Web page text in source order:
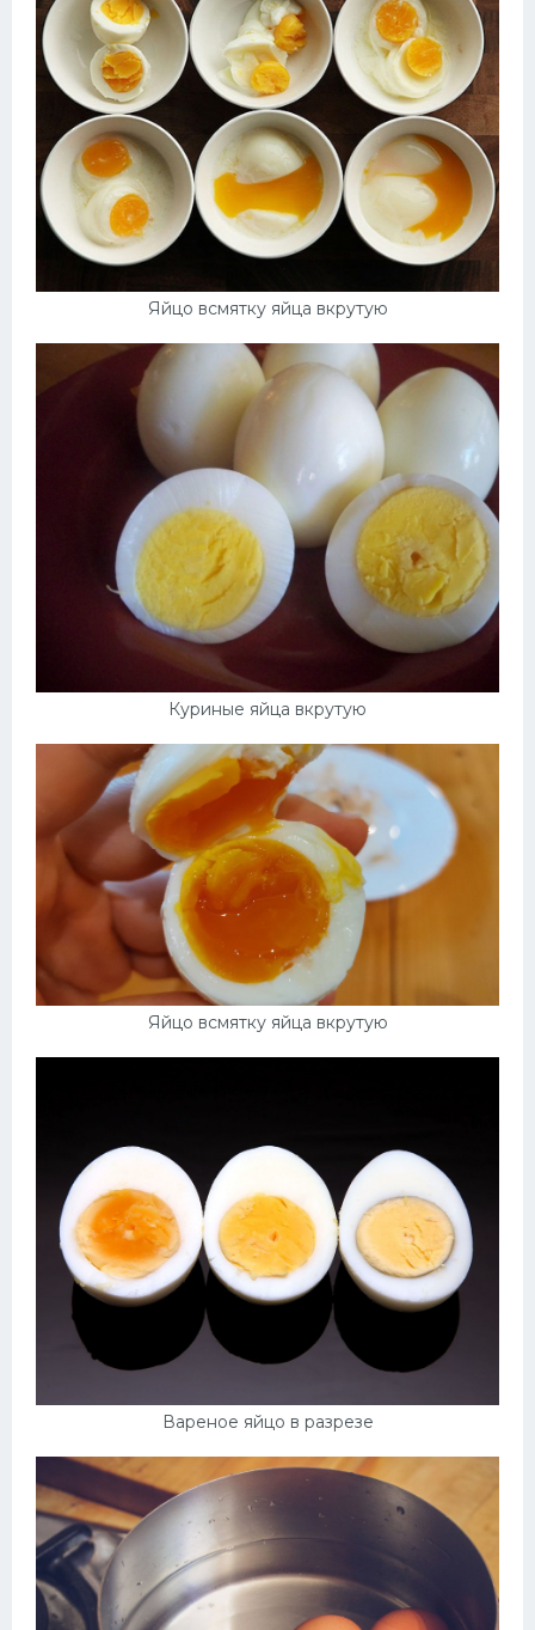
Яйцо всмятку яйца вкрутую
Куриные яйца вкрутую
Яйцо всмятку яйца вкрутую
Вареное яйцо в разрезе